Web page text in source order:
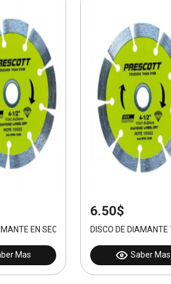
EN SECO 110MM
Mas
6.50$
DISCO DE DIAMANTE
Saber Mas